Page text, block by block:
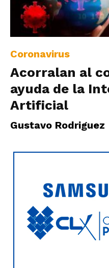
Coronavirus
Acorralan al
ayuda de la
Artificial
Gustavo Rodriguez